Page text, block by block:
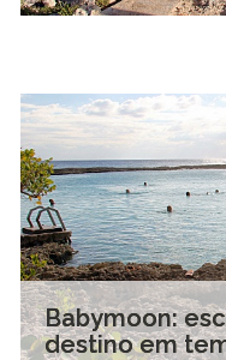
Babymoon:
destino em